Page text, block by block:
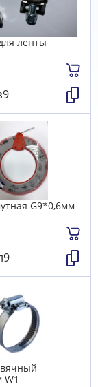
ленты
G9*0,6мм